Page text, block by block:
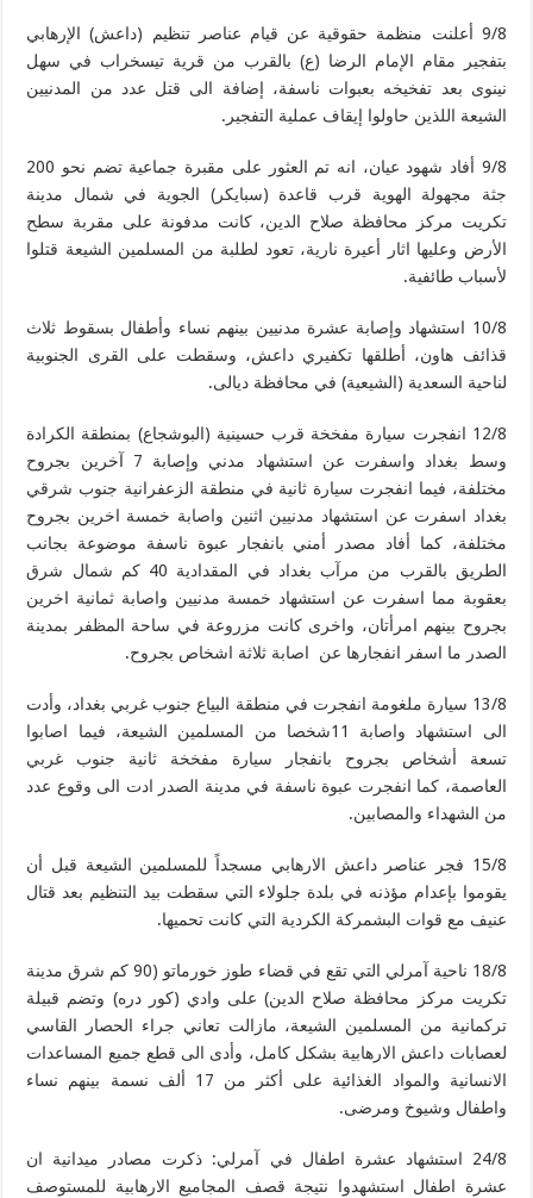
9/8 أعلنت منظمة حقوقية عن قيام عناصر تنظيم (داعش) الإرهابي
بتفجير مقام الإمام الرضا (ع) بالقرب من قرية تيسخراب في سهل
نينوى بعد تفخيخه بعبوات ناسفة، إضافة الى قتل عدد من المدنيين
الشيعة اللذين حاولوا إيقاف عملية التفجير.
9/8 أفاد شهود عيان، انه تم العثور على مقبرة جماعية تضم نحو 200
جثة مجهولة الهوية قرب قاعدة (سبايكر) الجوية في شمال مدينة
تكريت مركز محافظة صلاح الدين، كانت مدفونة على مقربة سطح
الأرض وعليها اثار أعيرة نارية، تعود لطلبة من المسلمين الشيعة قتلوا
لأسباب طائفية.
10/8 استشهاد وإصابة عشرة مدنيين بينهم نساء وأطفال بسقوط ثلاث
قذائف هاون، أطلقها تكفيري داعش، وسقطت على القرى الجنوبية
لناحية السعدية (الشيعية) في محافظة ديالى.
12/8 انفجرت سيارة مفخخة قرب حسينية (البوشجاع) بمنطقة الكرادة
وسط بغداد واسفرت عن استشهاد مدني وإصابة 7 آخرين بجروح
مختلفة، فيما انفجرت سيارة ثانية في منطقة الزعفرانية جنوب شرقي
بغداد اسفرت عن استشهاد مدنيين اثنين واصابة خمسة اخرين بجروح
مختلفة، كما أفاد مصدر أمني بانفجار عبوة ناسفة موضوعة بجانب
الطريق بالقرب من مرآب بغداد في المقدادية 40 كم شمال شرق
بعقوبة مما اسفرت عن استشهاد خمسة مدنيين واصابة ثمانية اخرين
بجروح بينهم امرأتان، واخرى كانت مزروعة في ساحة المظفر بمدينة
الصدر ما اسفر انفجارها عن اصابة ثلاثة اشخاص بجروح.
13/8 سيارة ملغومة انفجرت في منطقة البياع جنوب غربي بغداد، وأدت
الى استشهاد واصابة 11شخصا من المسلمين الشيعة، فيما اصابوا
تسعة أشخاص بجروح بانفجار سيارة مفخخة ثانية جنوب غربي
العاصمة، كما انفجرت عبوة ناسفة في مدينة الصدر ادت الى وقوع عدد
من الشهداء والمصابين.
15/8 فجر عناصر داعش الارهابي مسجداً للمسلمين الشيعة قبل أن
يقوموا بإعدام مؤذنه في بلدة جلولاء التي سقطت بيد التنظيم بعد قتال
عنيف مع قوات البشمركة الكردية التي كانت تحميها.
18/8 ناحية آمرلي التي تقع في قضاء طوز خورماتو (90 كم شرق مدينة
تكريت مركز محافظة صلاح الدين) على وادي (كور دره) وتضم قبيلة
تركمانية من المسلمين الشيعة، مازالت تعاني جراء الحصار القاسي
لعصابات داعش الارهابية بشكل كامل، وأدى الى قطع جميع المساعدات
الانسانية والمواد الغذائية على أكثر من 17 ألف نسمة بينهم نساء
واطفال وشيوخ ومرضى.
24/8 استشهاد عشرة اطفال في آمرلي: ذكرت مصادر ميدانية ان
عشرة اطفال استشهدوا نتيجة قصف المجاميع الارهابية للمستوصف